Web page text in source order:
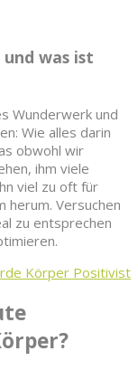
was ist
Wunderwerk und
Wie alles darin
obwohl wir
ihm viele
viel zu oft für
herum. Versuchen
zu entsprechen
Körper Positivist